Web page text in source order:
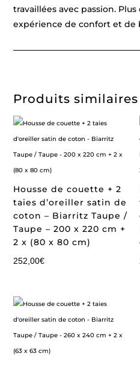
travaillées avec passion. Plus
expérience de confort et de
Produits similaires
Housse de couette + 2
taies d’oreiller satin de
coton – Biarritz Taupe /
Taupe – 200 x 220 cm +
2 x (80 x 80 cm)
252,00€